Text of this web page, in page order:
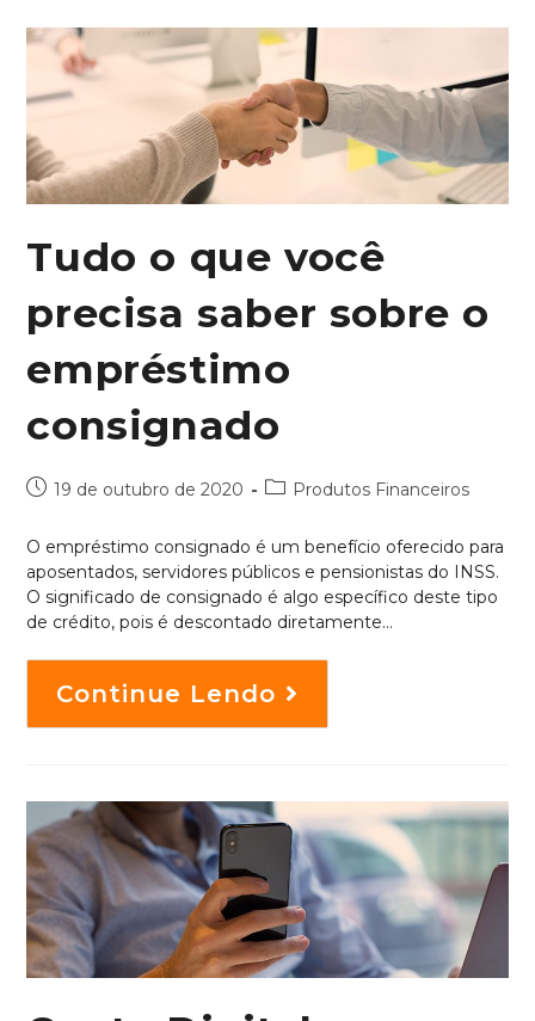
Tudo o que você
precisa saber sobre o
empréstimo
consignado
19 de outubro de 2020 Produtos Financeiros
O empréstimo consignado é um benefício oferecido para
aposentados, servidores públicos e pensionistas do INSS.
O significado de consignado é algo específico deste tipo
de crédito, pois é descontado diretamente…
Continue Lendo